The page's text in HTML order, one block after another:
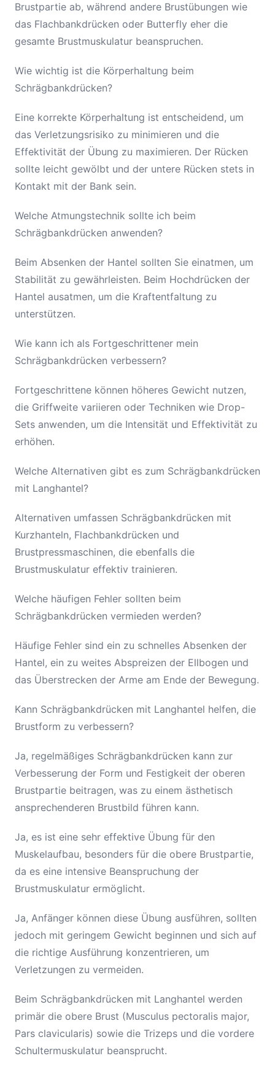
Brustpartie ab, während andere Brustübungen wie
das Flachbankdrücken oder Butterfly eher die
gesamte Brustmuskulatur beanspruchen.
Wie wichtig ist die Körperhaltung beim
Schrägbankdrücken?
Eine korrekte Körperhaltung ist entscheidend, um
das Verletzungsrisiko zu minimieren und die
Effektivität der Übung zu maximieren. Der Rücken
sollte leicht gewölbt und der untere Rücken stets in
Kontakt mit der Bank sein.
Welche Atmungstechnik sollte ich beim
Schrägbankdrücken anwenden?
Beim Absenken der Hantel sollten Sie einatmen, um
Stabilität zu gewährleisten. Beim Hochdrücken der
Hantel ausatmen, um die Kraftentfaltung zu
unterstützen.
Wie kann ich als Fortgeschrittener mein
Schrägbankdrücken verbessern?
Fortgeschrittene können höheres Gewicht nutzen,
die Griffweite variieren oder Techniken wie Drop-
Sets anwenden, um die Intensität und Effektivität zu
erhöhen.
Welche Alternativen gibt es zum Schrägbankdrücken
mit Langhantel?
Alternativen umfassen Schrägbankdrücken mit
Kurzhanteln, Flachbankdrücken und
Brustpressmaschinen, die ebenfalls die
Brustmuskulatur effektiv trainieren.
Welche häufigen Fehler sollten beim
Schrägbankdrücken vermieden werden?
Häufige Fehler sind ein zu schnelles Absenken der
Hantel, ein zu weites Abspreizen der Ellbogen und
das Überstrecken der Arme am Ende der Bewegung.
Kann Schrägbankdrücken mit Langhantel helfen, die
Brustform zu verbessern?
Ja, regelmäßiges Schrägbankdrücken kann zur
Verbesserung der Form und Festigkeit der oberen
Brustpartie beitragen, was zu einem ästhetisch
ansprechenderen Brustbild führen kann.
Ja, es ist eine sehr effektive Übung für den
Muskelaufbau, besonders für die obere Brustpartie,
da es eine intensive Beanspruchung der
Brustmuskulatur ermöglicht.
Ja, Anfänger können diese Übung ausführen, sollten
jedoch mit geringem Gewicht beginnen und sich auf
die richtige Ausführung konzentrieren, um
Verletzungen zu vermeiden.
Beim Schrägbankdrücken mit Langhantel werden
primär die obere Brust (Musculus pectoralis major,
Pars clavicularis) sowie die Trizeps und die vordere
Schultermuskulatur beansprucht.